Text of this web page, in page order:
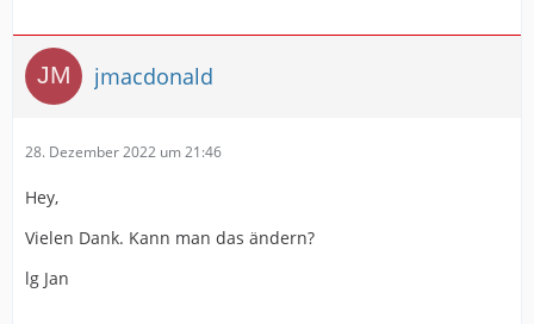
jmacdonald
28. Dezember 2022 um 21:46
Hey,
Vielen Dank. Kann man das ändern?
lg Jan